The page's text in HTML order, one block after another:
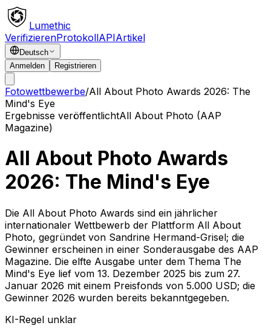
Lumethic
VerifizierenProtokollAPIArtikel
Deutsch
Anmelden
Registrieren
Fotowettbewerbe/All About Photo Awards 2026: The
Mind's Eye
Ergebnisse veröffentlichtAll About Photo (AAP
Magazine)
All About Photo Awards
2026: The Mind's Eye
Die All About Photo Awards sind ein jährlicher
internationaler Wettbewerb der Plattform All About
Photo, gegründet von Sandrine Hermand-Grisel; die
Gewinner erscheinen in einer Sonderausgabe des AAP
Magazine. Die elfte Ausgabe unter dem Thema The
Mind's Eye lief vom 13. Dezember 2025 bis zum 27.
Januar 2026 mit einem Preisfonds von 5.000 USD; die
Gewinner 2026 wurden bereits bekanntgegeben.
KI-Regel unklar